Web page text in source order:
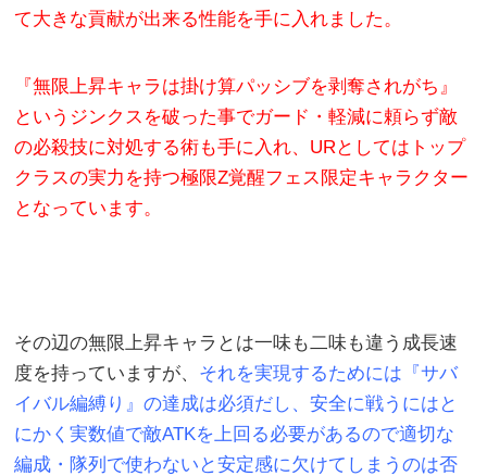
て大きな貢献が出来る性能を手に入れました。
『無限上昇キャラは掛け算パッシブを剥奪されがち』
というジンクスを破った事でガード・軽減に頼らず敵
の必殺技に対処する術も手に入れ、URとしてはトップ
クラスの実力を持つ極限Z覚醒フェス限定キャラクター
となっています。
その辺の無限上昇キャラとは一味も二味も違う成長速
度を持っていますが、 それを実現するためには『サバ
イバル編縛り』の達成は必須だし、安全に戦うにはと
にかく実数値で敵ATKを上回る必要があるので適切な
編成・隊列で使わないと安定感に欠けてしまうのは否